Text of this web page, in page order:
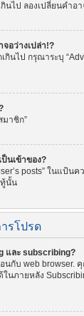
นไป ลองเปลี่ยนคำ
อว่างเปล่า!?
ไป กรุณาระบุ
มาชิก”
นเข้าของ?
posts” ในแป้น
ทู้นั้น
รโปรด
และ subscribing?
นกับ web browser.
นภายหลัง